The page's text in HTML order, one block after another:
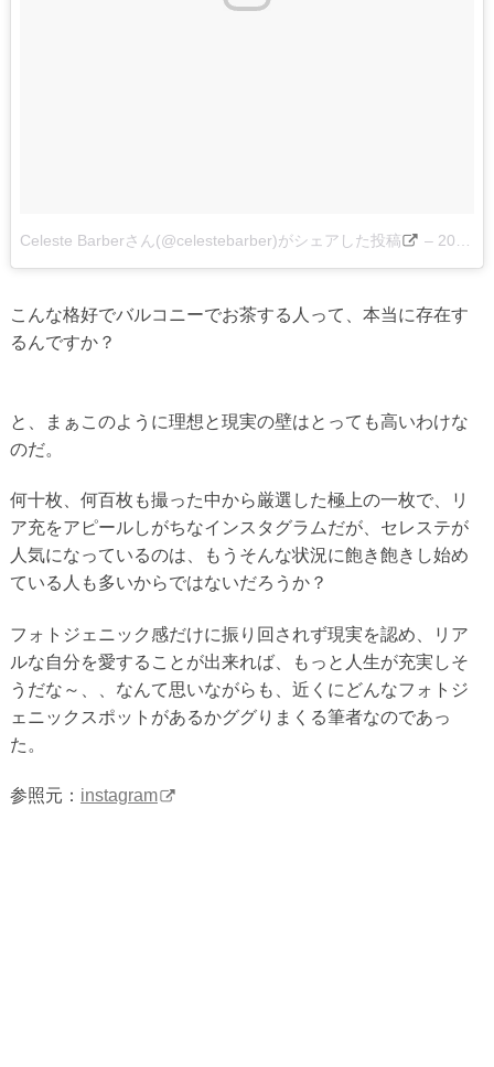
Celeste Barberさん(@celestebarber)がシェアした投稿 – 2017 9月 19 12:49午前 PDT
こんな格好でバルコニーでお茶する人って、本当に存在す
るんですか？
と、まぁこのように理想と現実の壁はとっても高いわけな
のだ。
何十枚、何百枚も撮った中から厳選した極上の一枚で、リ
ア充をアピールしがちなインスタグラムだが、セレステが
人気になっているのは、もうそんな状況に飽き飽きし始め
ている人も多いからではないだろうか？
フォトジェニック感だけに振り回されず現実を認め、リア
ルな自分を愛することが出来れば、もっと人生が充実しそ
うだな～、、なんて思いながらも、近くにどんなフォトジ
ェニックスポットがあるかググりまくる筆者なのであっ
た。
参照元： instagram